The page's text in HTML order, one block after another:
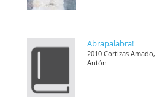
Abrapalabra!
2010 Cortizas Amado,
Antón